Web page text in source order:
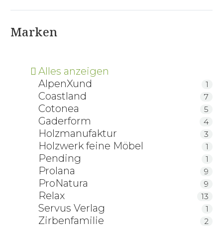
Marken
Alles anzeigen
AlpenXund
1
Coastland 7
Cotonea 5
Gaderform 4
Holzmanufaktur 3
Holzwerk feine Möbel 1
Pending 1
Prolana 9
ProNatura 9
Relax 13
Servus Verlag 1
Zirbenfamilie 2